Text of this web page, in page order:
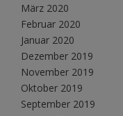
März 2020
Februar 2020
Januar 2020
Dezember 2019
November 2019
Oktober 2019
September 2019